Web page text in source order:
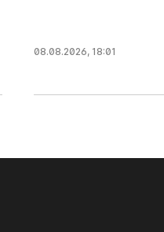
08.08.2026, 18:01